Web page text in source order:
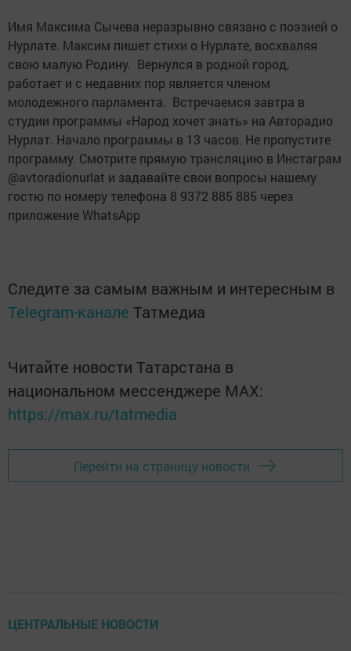
Имя Максима Сычева неразрывно связано с поэзией о
Нурлате. Максим пишет стихи о Нурлате, восхваляя
свою малую Родину. Вернулся в родной город,
работает и с недавних пор является членом
молодежного парламента. Встречаемся завтра в
студии программы «Народ хочет знать» на Авторадио
Нурлат. Начало программы в 13 часов. Не пропустите
программу. Смотрите прямую трансляцию в Инстаграм
@avtoradionurlat и задавайте свои вопросы нашему
гостю по номеру телефона 8 9372 885 885 через
приложение WhatsApp
Следите за самым важным и интересным в
Telegram-канале Татмедиа
Читайте новости Татарстана в
национальном мессенджере MАХ:
https://max.ru/tatmedia
Перейти на страницу новости
ЦЕНТРАЛЬНЫЕ НОВОСТИ